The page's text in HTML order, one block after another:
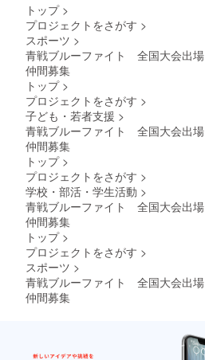
トップ >
プロジェクトをさがす >
スポーツ >
青戦ブルーファイト 全国大会出場
仲間募集
トップ >
プロジェクトをさがす >
子ども・若者支援 >
青戦ブルーファイト 全国大会出場
仲間募集
トップ >
プロジェクトをさがす >
学校・部活・学生活動 >
青戦ブルーファイト 全国大会出場
仲間募集
トップ >
プロジェクトをさがす >
スポーツ >
青戦ブルーファイト 全国大会出場
仲間募集